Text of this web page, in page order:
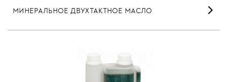
МИНЕРАЛЬНОЕ ДВУХТАКТНОЕ МАСЛО